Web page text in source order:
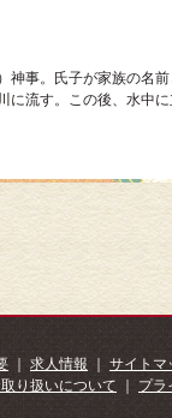
事。氏子が家族の名前
に流す。この後、水中
求人情報｜ サイトマ
り扱いについて プラ